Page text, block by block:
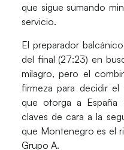
que sigue sumando
servicio.
El preparador
del final (27:23) en
milagro, pero el
firmeza para decidir
que otorga a España
claves de cara a la
que Montenegro es el
Grupo A.